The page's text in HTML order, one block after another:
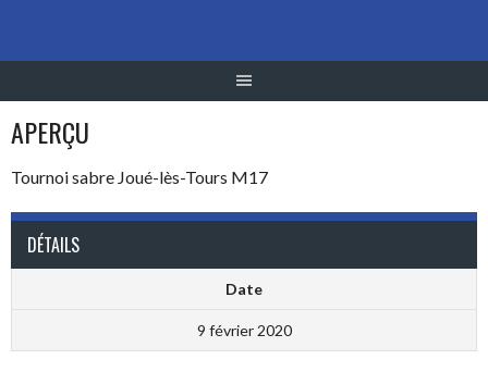
contenu
APERÇU
Tournoi sabre Joué-lès-Tours M17
DÉTAILS
Date
9 février 2020